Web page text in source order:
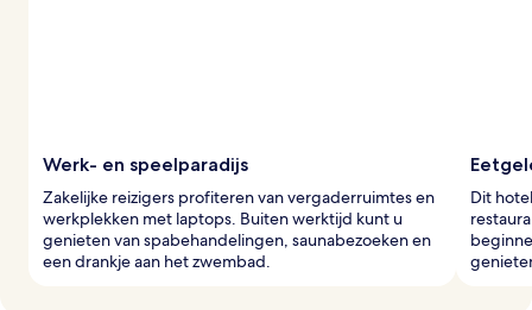
Werk- en speelparadijs
Zakelijke reizigers profiteren van vergaderruimtes en
werkplekken met laptops. Buiten werktijd kunt u
genieten van spabehandelingen, saunabezoeken en
een drankje aan het zwembad.
Dit